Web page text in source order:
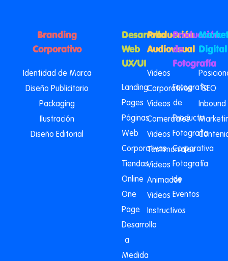
Branding
Corporativo
Identidad de Marca
Diseño Publicitario
Packaging
Ilustración
Diseño Editorial
Desarrollo
Web
UX/UI
Landing
Pages
Páginas
Web
Corporativas
Tiendas
Online
One
Page
Desarrollo
a
Medida
Producción
Audiovisual
Videos
Corporativos
Videos
Comerciales
Videos
Testimoniales
Videos
Animados
Videos
Instructivos
Producción
de
Fotografía
Fotografía
de
Producto
Fotografía
Corporativa
Fotografía
de
Eventos
Digital
SEO
Inbound